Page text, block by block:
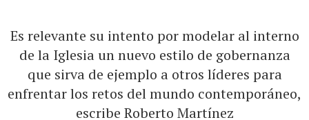
Es relevante su intento por modelar al interno
de la Iglesia un nuevo estilo de gobernanza
que sirva de ejemplo a otros líderes para
enfrentar los retos del mundo contemporáneo,
escribe Roberto Martínez